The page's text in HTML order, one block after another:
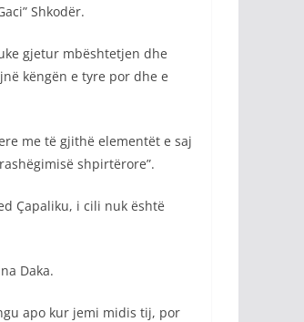
Shkodër.
gjetur mbështetjen dhe
këngën e tyre por dhe e
me të gjithë elementët e saj
shpirtërore”.
Çapaliku, i cili nuk është
Daka.
apo kur jemi midis tij, por